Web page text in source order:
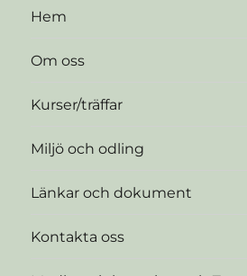
Hem
Om oss
Kurser/träffar
Miljö och odling
Länkar och dokument
Kontakta oss